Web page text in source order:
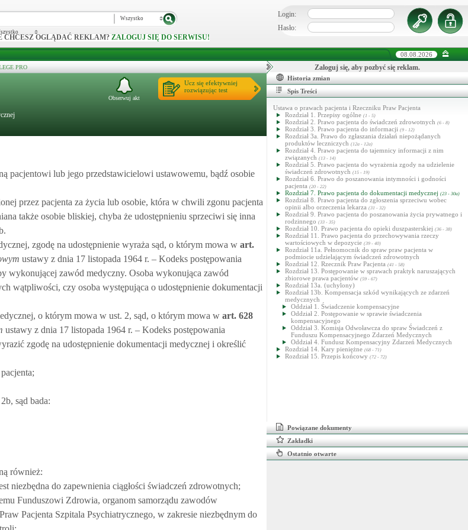
Wszystko
CHCESZ OGLĄDAĆ REKLAM? ZALOGUJ SIĘ DO SERWISU!
Login:
Hasło:
08.08.2026
PRO
Ucz się efektywniej
rozwiązując test
Obserwuj akt
pacjentowi lub jego przedstawicielowi ustawowemu, bądź osobie
przez pacjenta za życia lub osobie, która w chwili zgonu pacjenta
także osobie bliskiej, chyba że udostępnieniu sprzeciwi się inna
zgodę na udostępnienie wyraża sąd, o którym mowa w art.
ustawy z dnia 17 listopada 1964 r. – Kodeks postępowania
wykonującej zawód medyczny. Osoba wykonująca zawód
wątpliwości, czy osoba występująca o udostępnienie dokumentacji
o którym mowa w ust. 2, sąd, o którym mowa w art. 628
ustawy z dnia 17 listopada 1964 r. – Kodeks postępowania
zgodę na udostępnienie dokumentacji medycznej i określić
sąd bada:
również:
niezbędna do zapewnienia ciągłości świadczeń zdrowotnych;
Funduszowi Zdrowia, organom samorządu zawodów
Pacjenta Szpitala Psychiatrycznego, w zakresie niezbędnym do
Zaloguj się, aby pozbyć się reklam.
Historia zmian
Spis Treści
Ustawa o prawach pacjenta i Rzeczniku Praw Pacjenta
Rozdział 1. Przepisy ogólne (1 - 5)
Rozdział 2. Prawo pacjenta do świadczeń zdrowotnych (6 - 8)
Rozdział 3. Prawo pacjenta do informacji (9 - 12)
Rozdział 3a. Prawo do zgłaszania działań niepożądanych
produktów leczniczych (12a - 12a)
Rozdział 4. Prawo pacjenta do tajemnicy informacji z nim
związanych (13 - 14)
Rozdział 5. Prawo pacjenta do wyrażenia zgody na udzielenie
świadczeń zdrowotnych (15 - 19)
Rozdział 6. Prawo do poszanowania intymności i godności
pacjenta (20 - 22)
Rozdział 7. Prawo pacjenta do dokumentacji medycznej (23 - 30a)
Rozdział 8. Prawo pacjenta do zgłoszenia sprzeciwu wobec
opinii albo orzeczenia lekarza (31 - 32)
Rozdział 9. Prawo pacjenta do poszanowania życia prywatnego i
rodzinnego (33 - 35)
Rozdział 10. Prawo pacjenta do opieki duszpasterskiej (36 - 38)
Rozdział 11. Prawo pacjenta do przechowywania rzeczy
wartościowych w depozycie (39 - 40)
Rozdział 11a. Pełnomocnik do spraw praw pacjenta w
podmiocie udzielającym świadczeń zdrowotnych
Rozdział 12. Rzecznik Praw Pacjenta (41 - 58)
Rozdział 13. Postępowanie w sprawach praktyk naruszających
zbiorowe prawa pacjentów (59 - 67)
Rozdział 13a. (uchylony)
Rozdział 13b. Kompensacja szkód wynikających ze zdarzeń
medycznych
Oddział 1. Świadczenie kompensacyjne
Oddział 2. Postępowanie w sprawie świadczenia
kompensacyjnego
Oddział 3. Komisja Odwoławcza do spraw Świadczeń z
Funduszu Kompensacyjnego Zdarzeń Medycznych
Oddział 4. Fundusz Kompensacyjny Zdarzeń Medycznych
Rozdział 14. Kary pieniężne (68 - 71)
Rozdział 15. Przepis końcowy (72 - 72)
Powiązane dokumenty
Zakładki
Ostatnio otwarte